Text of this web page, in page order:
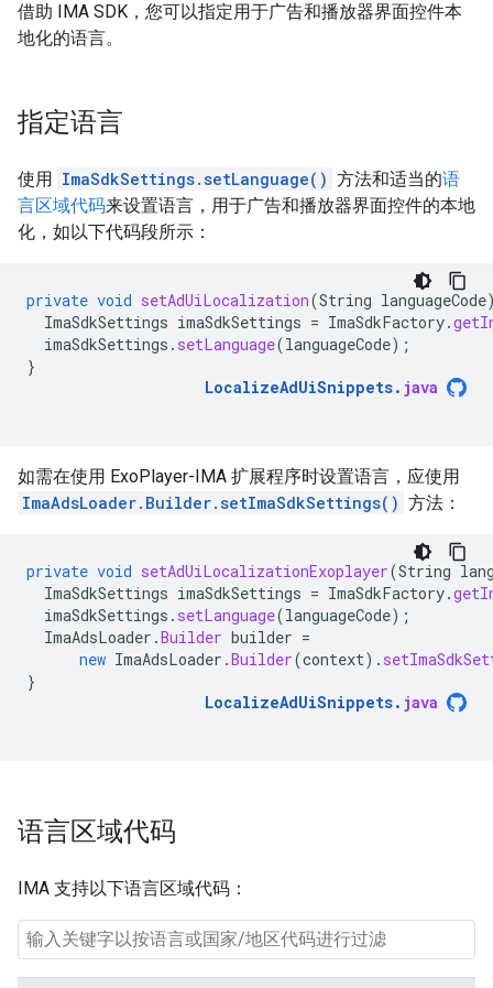
借助 IMA SDK，您可以指定用于广告和播放器界面控件本
地化的语言。
指定语言
使用 ImaSdkSettings.setLanguage() 方法和适当的语
言区域代码来设置语言，用于广告和播放器界面控件的本地
化，如以下代码段所示：
private void setAdUiLocalization(String languageCode
ImaSdkSettings imaSdkSettings = ImaSdkFactory.
imaSdkSettings . setLanguage(languageCode);
}
LocalizeAdUiSnippets. java
如需在使用 ExoPlayer-IMA 扩展程序时设置语言，应使用
ImaAdsLoader.Builder.setImaSdkSettings() 方法：
private void setAdUiLocalizationExoplayer(String
ImaSdkSettings imaSdkSettings = ImaSdkFactory.
imaSdkSettings . setLanguage(languageCode);
ImaAdsLoader .Builder builder =
new ImaAdsLoader .Builder(context).
}
LocalizeAdUiSnippets. java
语言区域代码
IMA 支持以下语言区域代码：